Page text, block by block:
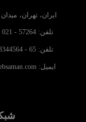
ایران، تهران، میدان
تلفن: 57264 - 021
تلفن: 65 - 02188344564
ایمیل: info@arkatebsaman.com